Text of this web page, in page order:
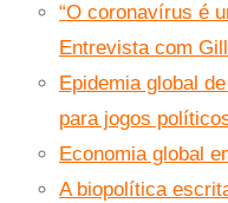
“O coronavírus é
Entrevista com
Epidemia global
para jogos
Economia global
A biopolítica